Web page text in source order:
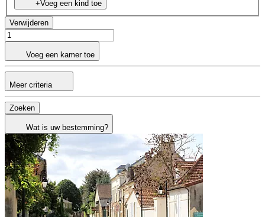
+Voeg een kind toe
Verwijderen
Voeg een kamer toe
Meer criteria
Zoeken
Wat is uw bestemming?